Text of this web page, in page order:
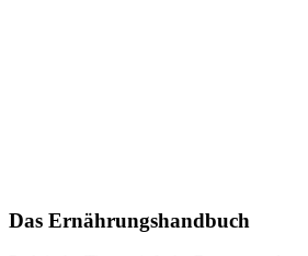
Das Ernährungshandbuch